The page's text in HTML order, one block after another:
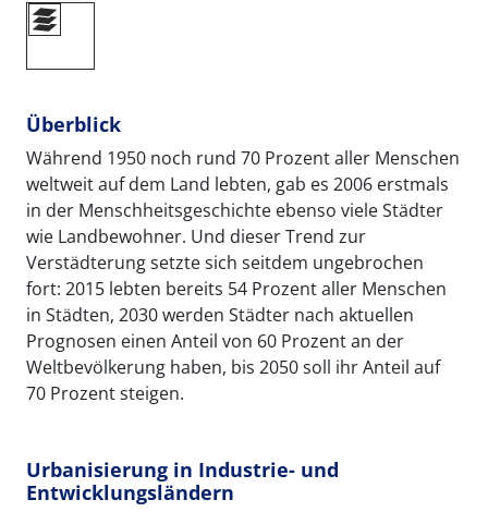
Überblick
Während 1950 noch rund 70 Prozent aller Menschen
weltweit auf dem Land lebten, gab es 2006 erstmals
in der Menschheitsgeschichte ebenso viele Städter
wie Landbewohner. Und dieser Trend zur
Verstädterung setzte sich seitdem ungebrochen
fort: 2015 lebten bereits 54 Prozent aller Menschen
in Städten, 2030 werden Städter nach aktuellen
Prognosen einen Anteil von 60 Prozent an der
Weltbevölkerung haben, bis 2050 soll ihr Anteil auf
70 Prozent steigen.
Urbanisierung in Industrie- und
Entwicklungsländern